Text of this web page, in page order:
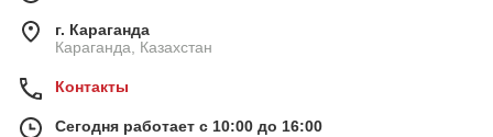
г. Караганда
Караганда, Казахстан
Контакты
Сегодня работает с 10:00 до 16:00